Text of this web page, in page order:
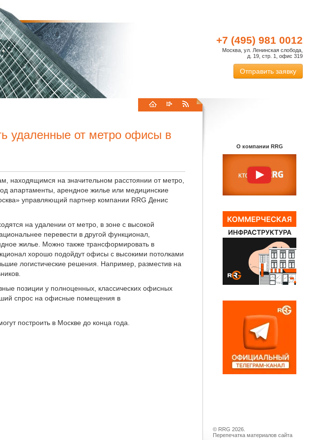
+7 (495) 981 0012
Москва, ул. Ленинская слобода,
д. 19, стр. 1, офис 319
Отправить заявку
удаленные от метро офисы в
находящимся на значительном расстоянии от метро,
апартаменты, арендное жилье или медицинские
управляющий партнер компании RRG Денис
на удалении от метро, в зоне с высокой
перевести в другой функционал,
жилье. Можно также трансформировать в
хорошо подойдут офисы с высокими потолками
логистические решения. Например, разместив на
позиции у полноценных, классических офисных
спрос на офисные помещения в
построить в Москве до конца года.
О компании RRG
© RRG 2026.
Перепечатка материалов сайта